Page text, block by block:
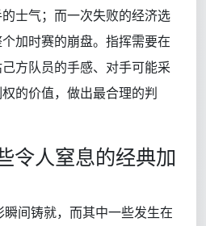
士气；而一次失败的经济选
加时赛的崩盘。指挥需要在
方队员的手感、对手可能采
的价值，做出最合理的判
令人窒息的经典加
瞬间铸就，而其中一些发生在